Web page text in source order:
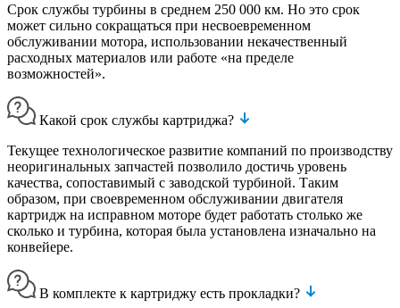
Срок службы турбины в среднем 250 000 км. Но это срок
может сильно сокращаться при несвоевременном
обслуживании мотора, использовании некачественный
расходных материалов или работе «на пределе
возможностей».
Какой срок службы картриджа?
Текущее технологическое развитие компаний по производству
неоригинальных запчастей позволило достичь уровень
качества, сопоставимый с заводской турбиной. Таким
образом, при своевременном обслуживании двигателя
картридж на исправном моторе будет работать столько же
сколько и турбина, которая была установлена изначально на
конвейере.
В комплекте к картриджу есть прокладки?